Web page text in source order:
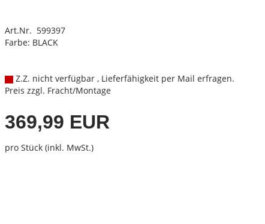
Art.Nr. 599397
Farbe: BLACK
Z.Z. nicht verfügbar , Lieferfähigkeit per Mail erfragen.
Preis zzgl. Fracht/Montage
369,99 EUR
pro Stück (inkl. MwSt.)